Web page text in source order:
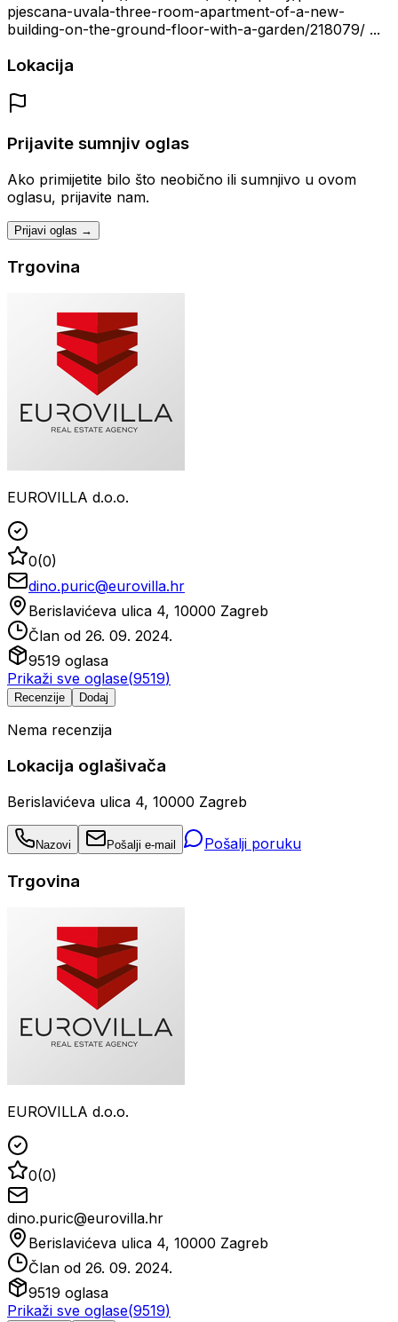
pjescana-uvala-three-room-apartment-of-a-new-
building-on-the-ground-floor-with-a-garden/218079/ ...
Lokacija
Prijavite sumnjiv oglas
Ako primijetite bilo što neobično ili sumnjivo u ovom
oglasu, prijavite nam.
Prijavi oglas →
Trgovina
EUROVILLA d.o.o.
0(0)
dino.puric@eurovilla.hr
Berislavićeva ulica 4, 10000 Zagreb
Član od 26. 09. 2024.
9519 oglasa
Prikaži sve oglase(9519)
Recenzije Dodaj
Nema recenzija
Lokacija oglašivača
Berislavićeva ulica 4, 10000 Zagreb
Nazovi Pošalji e-mail Pošalji poruku
Trgovina
EUROVILLA d.o.o.
0(0)
dino.puric@eurovilla.hr
Berislavićeva ulica 4, 10000 Zagreb
Član od 26. 09. 2024.
9519 oglasa
Prikaži sve oglase(9519)